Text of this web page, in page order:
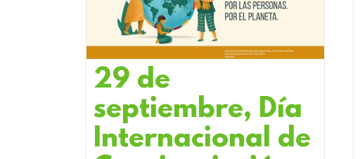
29 de
septiembre, Día
Internacional de